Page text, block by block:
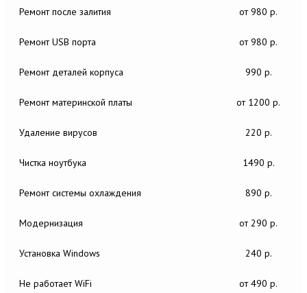
Ремонт после залития от 980 р.
Ремонт USB порта от 980 р.
Ремонт деталей корпуса 990 р.
Ремонт материнской платы от 1200 р.
Удаление вирусов 220 р.
Чистка ноутбука 1490 р.
Ремонт системы охлаждения 890 р.
Модернизация от 290 р.
Установка Windows 240 р.
Не работает WiFi от 490 р.